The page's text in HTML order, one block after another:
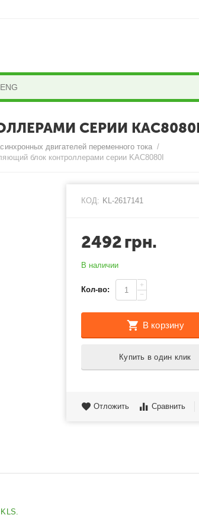
СЕРИИ KAC8080I
двигателей переменного тока /
блок контроллерами серии KAC8080I
КОД: KL-2617141
2492грн.
В наличии
Кол-во:
+
−
В корзину
Купить в один клик
Отложить Сравнить